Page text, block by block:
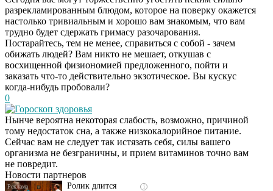
разрекламированным блюдом, которое на поверку окажется
настолько тривиальным и хорошо вам знакомым, что вам
трудно будет сдержать гримасу разочарования.
Постарайтесь, тем не менее, справиться с собой - зачем
обижать людей? Вам никто не мешает, откушав с
восхищенной физиономией предложенного, пойти и
заказать что-то действительно экзотическое. Вы кускус
когда-нибудь пробовали?
0
Гороскоп здоровья
Нынче вероятна некоторая слабость, возможно, причиной
тому недостаток сна, а также низкокалорийное питание.
Сейчас вам не следует так истязать себя, силы вашего
организма не безграничны, и прием витаминов точно вам
не повредит.
Новости партнеров
i
Скрытая камера на
пляже Крыма: Что
люди вытворяют, когда
их не видят...
i
Ролик длится